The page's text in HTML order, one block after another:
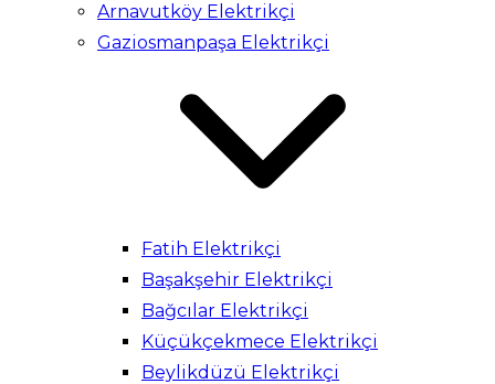
Arnavutköy Elektrikçi
Gaziosmanpaşa Elektrikçi
Fatih Elektrikçi
Başakşehir Elektrikçi
Bağcılar Elektrikçi
Küçükçekmece Elektrikçi
Beylikdüzü Elektrikçi